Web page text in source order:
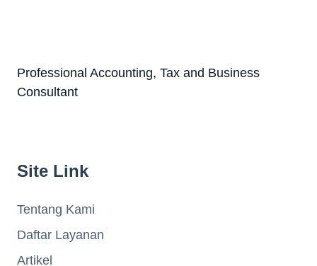
Professional Accounting, Tax and Business
Consultant
Site Link
Tentang Kami
Daftar Layanan
Artikel